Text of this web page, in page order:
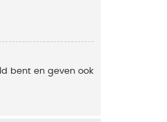
bent en geven ook